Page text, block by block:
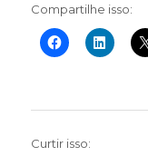
Compartilhe isso:
Curtir isso: